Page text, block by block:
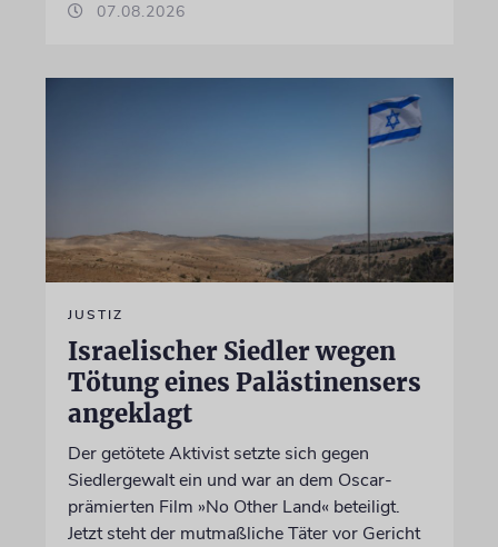
07.08.2026
JUSTIZ
Israelischer Siedler wegen
Tötung eines Palästinensers
angeklagt
Der getötete Aktivist setzte sich gegen
Siedlergewalt ein und war an dem Oscar-
prämierten Film »No Other Land« beteiligt.
Jetzt steht der mutmaßliche Täter vor Gericht